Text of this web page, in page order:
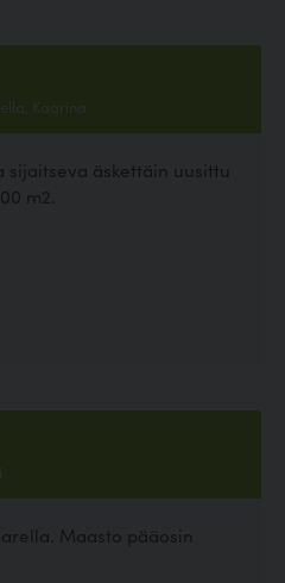
Kaarina
sijaitseva äskettäin uusittu
m2.
Maasto pääosin